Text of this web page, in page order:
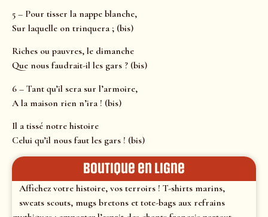
5 – Pour tisser la nappe blanche,
Sur laquelle on trinquera ; (bis)
Riches ou pauvres, le dimanche
Que nous faudrait-il les gars ? (bis)
6 – Tant qu’il sera sur l’armoire,
A la maison rien n’ira ! (bis)
Il a tissé notre histoire
Celui qu’il nous faut les gars ! (bis)
Boutique en ligne
Affichez votre histoire, vos terroirs ! T-shirts marins,
sweats scouts, mugs bretons et tote-bags aux refrains